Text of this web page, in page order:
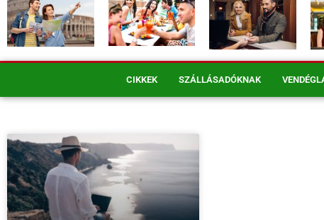
CIKKEK SZÁLLÁSADÓKNAK